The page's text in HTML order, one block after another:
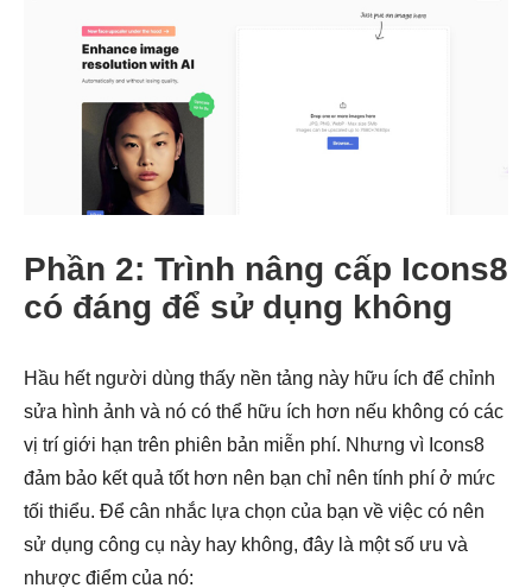
Phần 2: Trình nâng cấp Icons8
có đáng để sử dụng không
Hầu hết người dùng thấy nền tảng này hữu ích để chỉnh
sửa hình ảnh và nó có thể hữu ích hơn nếu không có các
vị trí giới hạn trên phiên bản miễn phí. Nhưng vì Icons8
đảm bảo kết quả tốt hơn nên bạn chỉ nên tính phí ở mức
tối thiểu. Để cân nhắc lựa chọn của bạn về việc có nên
sử dụng công cụ này hay không, đây là một số ưu và
nhược điểm của nó: